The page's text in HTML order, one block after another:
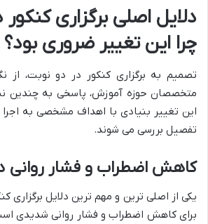
دلایل اصلی برگزاری
چرا این تغییر ضروری بود؟
تصمیم به برگزاری کنکور در دو نوبت، از
متخصصان حوزه آموزش، پاسخی به چندین
این تغییر بنیادی با اهداف مشخصی به اجرا
تفصیل بررسی می شوند.
کاهش اضطراب و فشار روانی
یکی از اصلی ترین و مهم ترین دلایل برگزاری
برای کاهش اضطراب و فشار روانی شدیدی